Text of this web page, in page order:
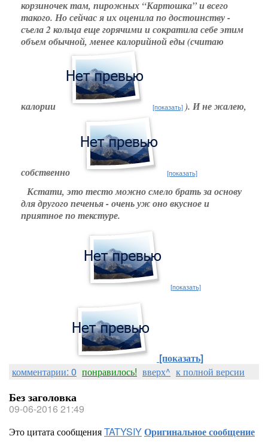
корзиночек там, пирожных “Картошка” и всего
такого. Но сейчас я их оценила по достоинству -
съела 2 кольца еще горячими и сократила себе этим
объем обычной, менее калорийной еды (считаю
калории [показать] ). И не жалею,
собственно [показать]
Кстати, это тесто можно смело брать за основу
для другого печенья - очень уж оно вкусное и
приятное по текстуре.
[показать]
[показать]
комментарии: 0 понравилось! вверх^ к полной версии
Без заголовка
09-06-2016 21:49
Это цитата сообщенияTATYSIYОригинальное сообщение